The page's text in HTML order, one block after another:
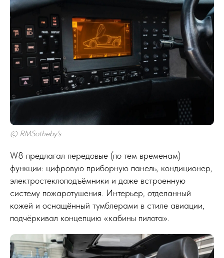
© RMSotheby's
W8 предлагал передовые (по тем временам)
функции: цифровую приборную панель, кондиционер,
электростеклоподъёмники и даже встроенную
систему пожаротушения. Интерьер, отделанный
кожей и оснащённый тумблерами в стиле авиации,
подчёркивал концепцию «кабины пилота».